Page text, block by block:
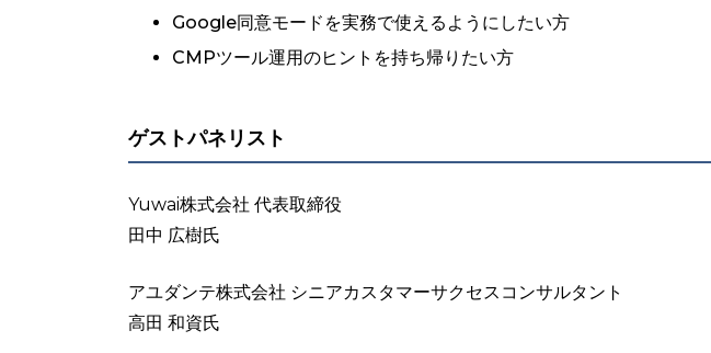
Google同意モードを実務で使えるようにしたい方
CMPツール運用のヒントを持ち帰りたい方
ゲストパネリスト
Yuwai株式会社 代表取締役
田中 広樹氏
アユダンテ株式会社 シニアカスタマーサクセスコンサルタント
高田 和資氏